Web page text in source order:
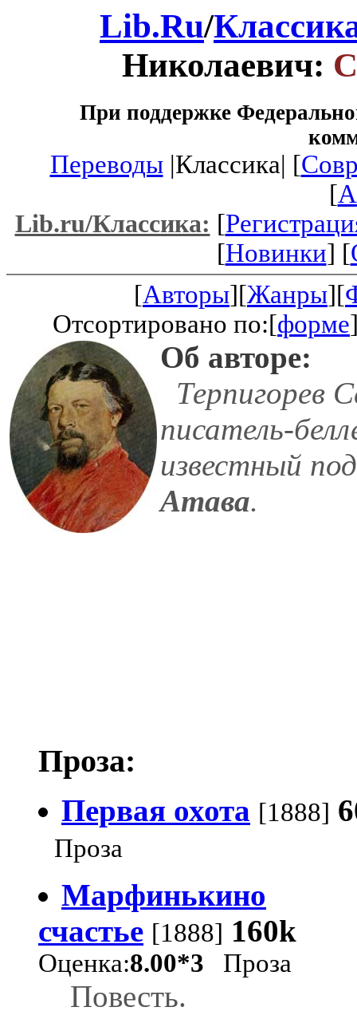
Lib.Ru/
Николаевич:
При поддержке
Переводы|Классика| [
[
Lib.ru/Классика: [
[Новинки] [
[Авторы][Жанры][
Отсортировано по:[форме
Об авторе:
Терпигорев
писатель-
известный
Атава.
Проза:
Первая охота [1888]
Проза
Марфинькино
счастье [1888] 160k
Оценка:8.00*3 Проза
Повесть.